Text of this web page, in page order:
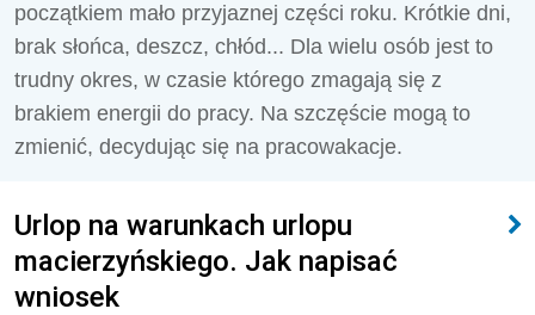
początkiem mało przyjaznej części roku. Krótkie dni,
brak słońca, deszcz, chłód... Dla wielu osób jest to
trudny okres, w czasie którego zmagają się z
brakiem energii do pracy. Na szczęście mogą to
zmienić, decydując się na pracowakacje.
Urlop na warunkach urlopu
macierzyńskiego. Jak napisać
wniosek